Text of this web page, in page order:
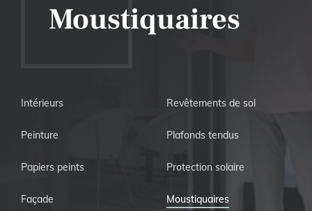
Moustiquaires
Intérieurs
Peinture
Papiers peints
Façade
Revêtements de sol
Plafonds tendus
Protection solaire
Moustiquaires